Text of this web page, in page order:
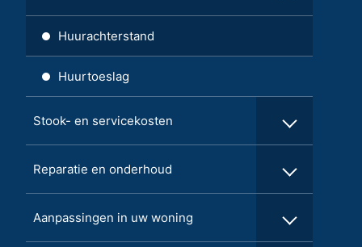
Huurachterstand
Huurtoeslag
Stook- en servicekosten
Reparatie en onderhoud
Aanpassingen in uw woning